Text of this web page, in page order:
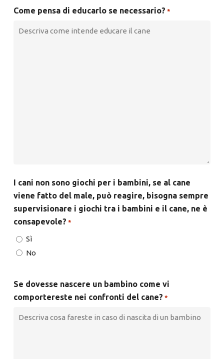
Come pensa di educarlo se necessario? *
I cani non sono giochi per i bambini, se al cane
viene fatto del male, può reagire, bisogna sempre
supervisionare i giochi tra i bambini e il cane, ne è
consapevole? *
Sì
No
Se dovesse nascere un bambino come vi
comportereste nei confronti del cane? *